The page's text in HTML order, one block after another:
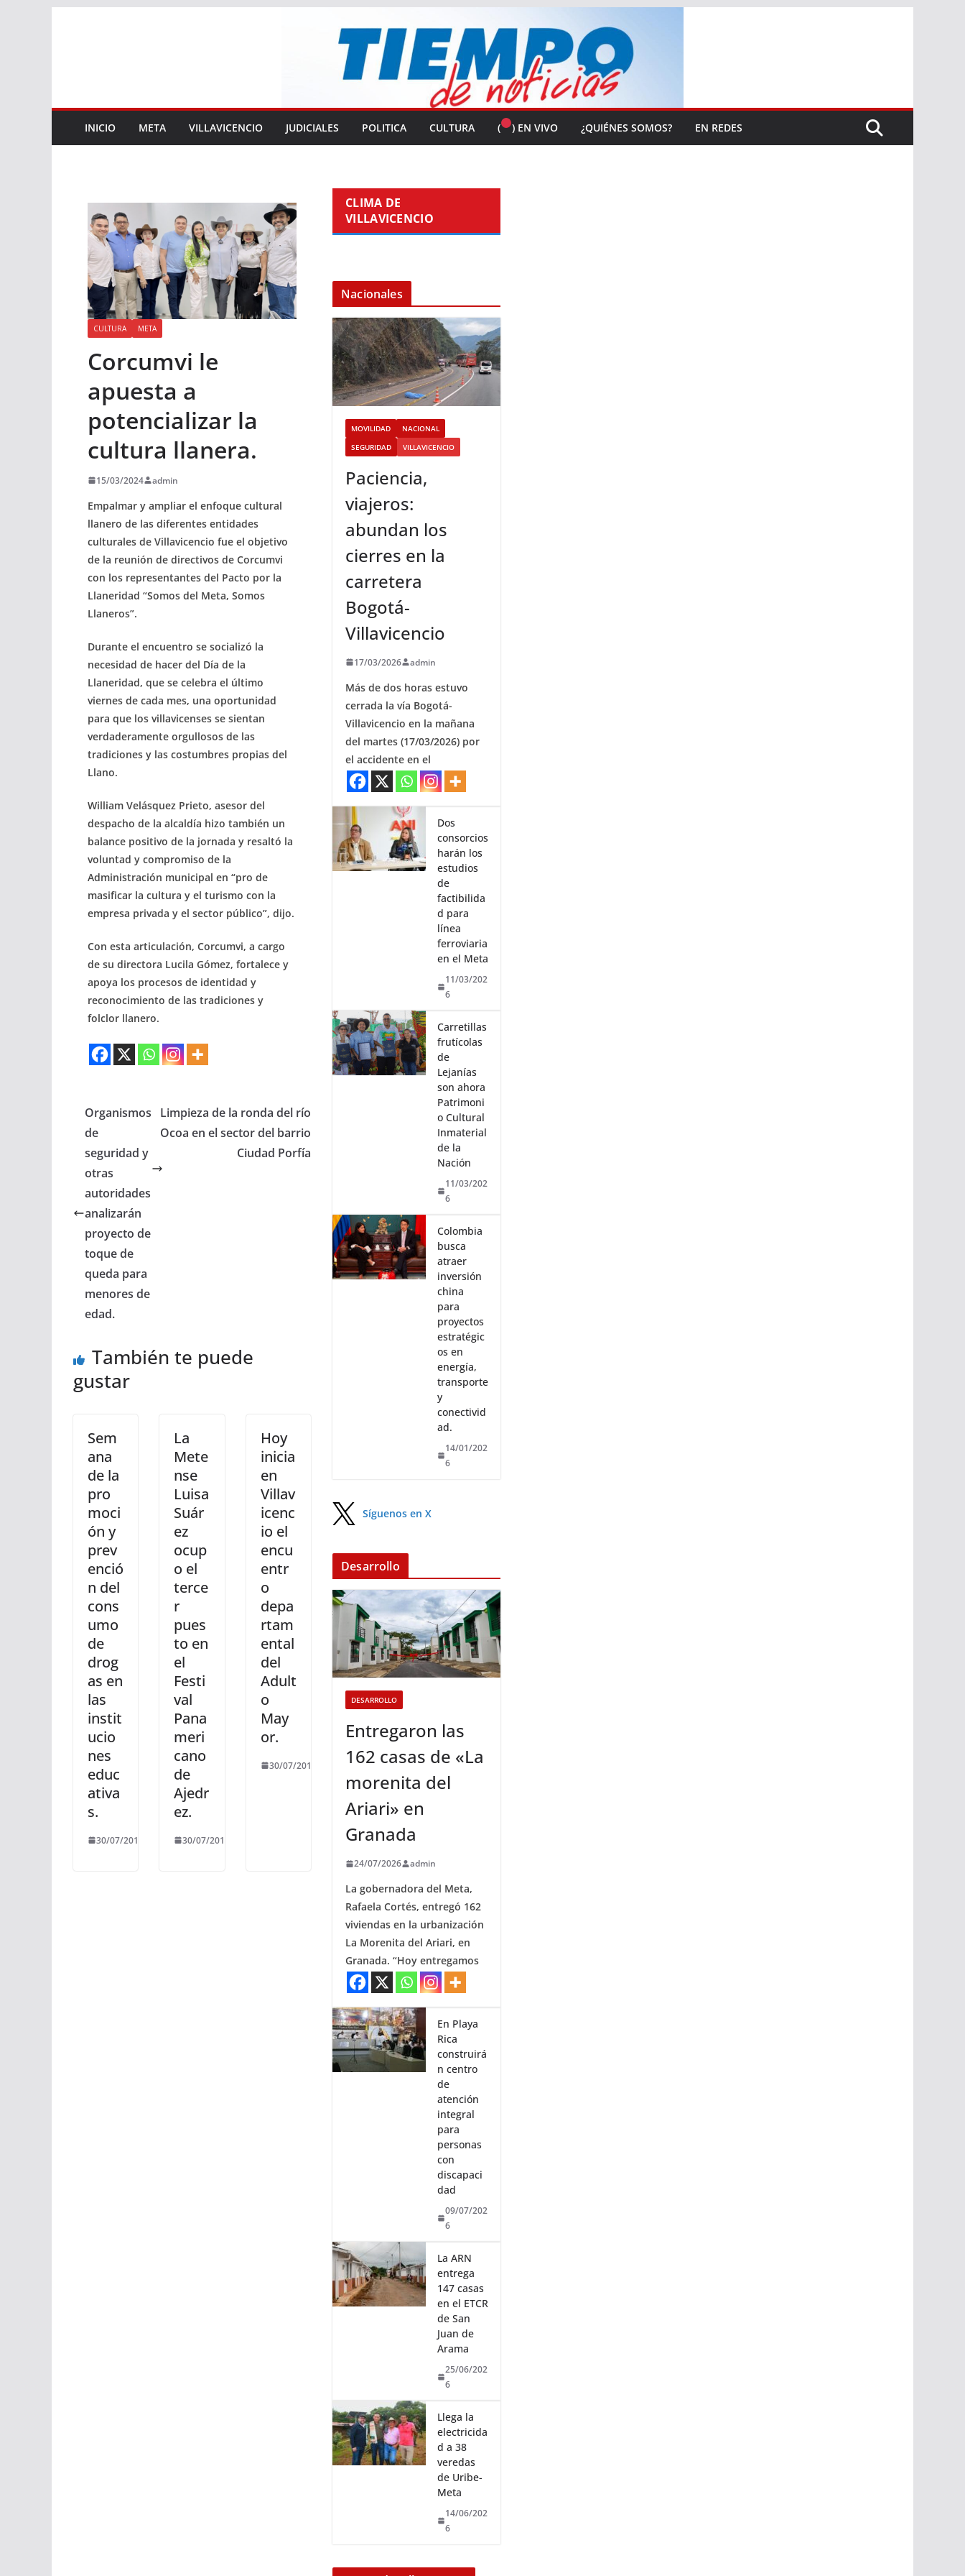
INICIO META VILLAVICENCIO JUDICIALES POLITICA CULTURA ( ) EN VIVO ¿QUIÉNES SOMOS? EN REDES
CULTURA META
Corcumvi le
apuesta a
potencializar la
cultura llanera.
15/03/2024 admin
Empalmar y ampliar el enfoque cultural
llanero de las diferentes entidades
culturales de Villavicencio fue el objetivo
de la reunión de directivos de Corcumvi
con los representantes del Pacto por la
Llaneridad “Somos del Meta, Somos
Llaneros”.
Durante el encuentro se socializó la
necesidad de hacer del Día de la
Llaneridad, que se celebra el último
viernes de cada mes, una oportunidad
para que los villavicenses se sientan
verdaderamente orgullosos de las
tradiciones y las costumbres propias del
Llano.
William Velásquez Prieto, asesor del
despacho de la alcaldía hizo también un
balance positivo de la jornada y resaltó la
voluntad y compromiso de la
Administración municipal en “pro de
masificar la cultura y el turismo con la
empresa privada y el sector público”, dijo.
Con esta articulación, Corcumvi, a cargo
de su directora Lucila Gómez, fortalece y
apoya los procesos de identidad y
reconocimiento de las tradiciones y
folclor llanero.
Organismos
de
seguridad y
otras
autoridades
analizarán
proyecto de
toque de
queda para
menores de
edad.
Limpieza de la ronda del río
Ocoa en el sector del barrio
Ciudad Porfía
También te puede
gustar
Sem
ana
de la
pro
moci
ón y
prev
enció
n del
cons
umo
de
drog
as en
las
instit
ucio
nes
educ
ativa
s.
30/07/2019
La
Mete
nse
Luisa
Suár
ez
ocup
o el
terce
r
pues
to en
el
Festi
val
Pana
meri
cano
de
Ajedr
ez.
30/07/2019
Hoy
inicia
en
Villav
icenc
io el
encu
entr
o
depa
rtam
ental
del
Adult
o
May
or.
30/07/2019
CLIMA DE
VILLAVICENCIO
Nacionales
MOVILIDAD
NACIONAL
SEGURIDAD
VILLAVICENCIO
Paciencia,
viajeros:
abundan los
cierres en la
carretera
Bogotá-
Villavicencio
17/03/2026 admin
Más de dos horas estuvo
cerrada la vía Bogotá-
Villavicencio en la mañana
del martes (17/03/2026) por
el accidente en el
Dos
consorcios
harán los
estudios
de
factibilida
d para
línea
ferroviaria
en el Meta
11/03/202
6
Carretillas
frutícolas
de
Lejanías
son ahora
Patrimoni
o Cultural
Inmaterial
de la
Nación
11/03/202
6
Colombia
busca
atraer
inversión
china
para
proyectos
estratégic
os en
energía,
transporte
y
conectivid
ad.
14/01/202
6
Síguenos en X
Desarrollo
DESARROLLO
Entregaron las
162 casas de «La
morenita del
Ariari» en
Granada
24/07/2026 admin
La gobernadora del Meta,
Rafaela Cortés, entregó 162
viviendas en la urbanización
La Morenita del Ariari, en
Granada. “Hoy entregamos
En Playa
Rica
construirá
n centro
de
atención
integral
para
personas
con
discapaci
dad
09/07/202
6
La ARN
entrega
147 casas
en el ETCR
de San
Juan de
Arama
25/06/202
6
Llega la
electricida
d a 38
veredas
de Uribe-
Meta
14/06/202
6